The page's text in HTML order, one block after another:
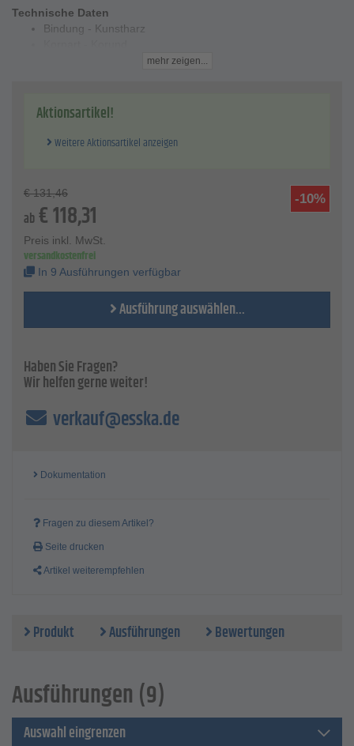
Technische Daten
Bindung - Kunstharz
Länge - 50 m
mehr zeigen...
Aktionsartikel!
Weitere Aktionsartikel anzeigen
-10%
€ 131,46
ab €118,31
Preis inkl. MwSt.
versandkostenfrei
In 9 Ausführungen verfügbar
Ausführung auswählen...
Haben Sie Fragen?
Wir helfen gerne weiter!
verkauf@esska.de
Dokumentation
Fragen zu diesem Artikel?
Seite drucken
Artikel weiterempfehlen
Produkt Ausführungen Bewertungen
Ausführungen (9)
Auswahl eingrenzen